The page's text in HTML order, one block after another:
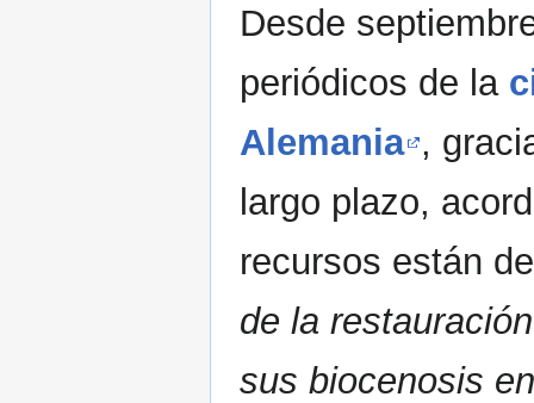
Desde
periódicos de la
Alemania ,
largo plazo,
recursos están
de la
sus biocenosis